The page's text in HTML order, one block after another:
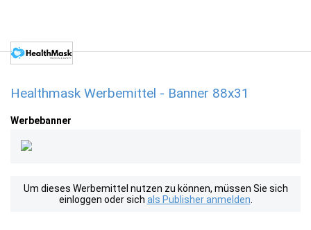
Healthmask Werbemittel - Banner 88x31
Werbebanner
Um dieses Werbemittel nutzen zu können, müssen Sie sich
einloggen oder sich als Publisher anmelden